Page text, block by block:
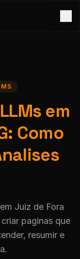
em
Como
Juiz de Fora
paginas que
resumir e